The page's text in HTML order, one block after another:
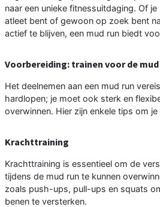
naar een unieke fitnessuitdaging. Of
atleet bent of gewoon op zoek bent
actief te blijven, een mud run biedt
Voorbereiding: trainen voor de mud
Het deelnemen aan een mud run
hardlopen; je moet ook sterk en
overwinnen. Hier zijn enkele tips om
Krachttraining
Krachttraining is essentieel om de
tijdens de mud run te kunnen
zoals push-ups, pull-ups en squats
benen te versterken.